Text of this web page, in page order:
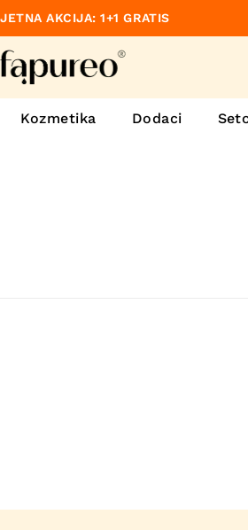
AKCIJA: 1+1 GRATIS
Kozmetika Dodaci